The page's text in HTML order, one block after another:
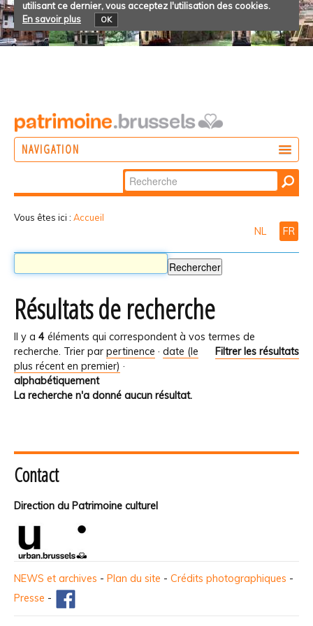
utilisant ce dernier, vous acceptez l'utilisation des cookies.
En savoir plus
OK
NAVIGATION
Chercher par
Recherche
Vous êtes ici : Accueil
NL FR
Résultats de recherche
Il y a 4 éléments qui correspondent à vos termes de
recherche.
Filtrer les résultats
Trier par pertinence · date (le
plus récent en premier) ·
alphabétiquement
La recherche n'a donné aucun résultat.
Contact
Direction du Patrimoine culturel
NEWS et archives - Plan du site - Crédits photographiques -
Presse -